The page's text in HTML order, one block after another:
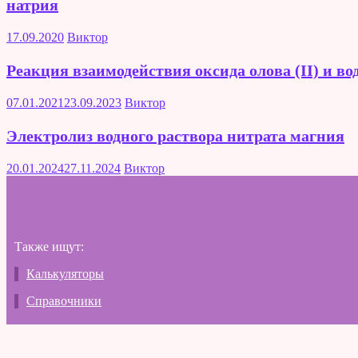
натрия
17.09.2020 Виктор
Реакция взаимодействия оксида олова (II) и
07.01.202123.09.2023 Виктор
Электролиз водного раствора нитрата магния
20.01.202427.11.2024 Виктор
Также ищут:
Калькуляторы
Справочники